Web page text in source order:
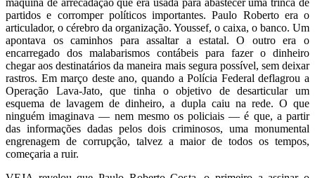
partidos e corromper políticos importantes. Paulo Roberto era o
articulador, o cérebro da organização. Youssef, o caixa, o banco. Um
apontava os caminhos para assaltar a estatal. O outro era o
encarregado dos malabarismos contábeis para fazer o dinheiro
chegar aos destinatários da maneira mais segura possível, sem deixar
rastros. Em março deste ano, quando a Polícia Federal deflagrou a
Operação Lava-Jato, que tinha o objetivo de desarticular um
esquema de lavagem de dinheiro, a dupla caiu na rede. O que
ninguém imaginava — nem mesmo os policiais — é que, a partir
das informações dadas pelos dois criminosos, uma monumental
engrenagem de corrupção, talvez a maior de todos os tempos,
começaria a ruir.